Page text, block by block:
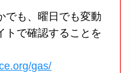
も、曜日でも変動
トで確認することを
gas/